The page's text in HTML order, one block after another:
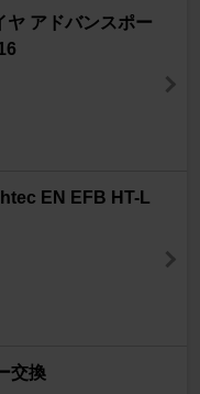
ヤ アドバンスポー
EN EFB HT-L
交換